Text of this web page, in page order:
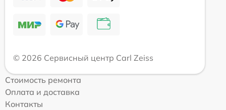
© 2026 Сервисный центр Carl Zeiss
Стоимость ремонта
Оплата и доставка
Контакты